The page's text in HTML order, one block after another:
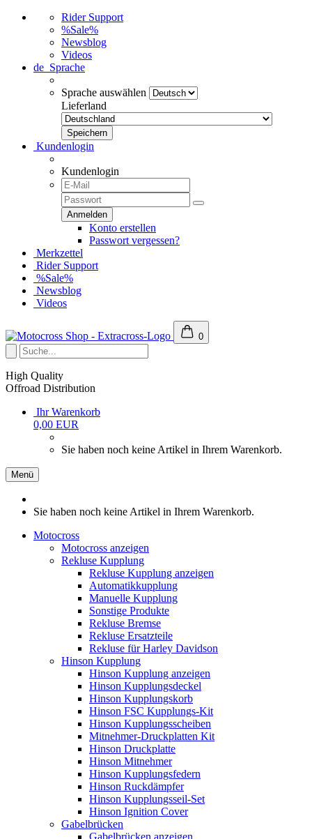
Rider Support
%Sale%
Newsblog
Videos
de Sprache
Sprache auswählen
Lieferland
Kundenlogin
Kundenlogin
Konto erstellen
Passwort vergessen?
Merkzettel
Rider Support
%Sale%
Newsblog
Videos
0
High Quality
Offroad Distribution
Ihr Warenkorb
0,00 EUR
Sie haben noch keine Artikel in Ihrem Warenkorb.
Menü
Sie haben noch keine Artikel in Ihrem Warenkorb.
Motocross
Motocross anzeigen
Rekluse Kupplung
Rekluse Kupplung anzeigen
Automatikkupplung
Manuelle Kupplung
Sonstige Produkte
Rekluse Bremse
Rekluse Ersatzteile
Rekluse für Harley Davidson
Hinson Kupplung
Hinson Kupplung anzeigen
Hinson Kupplungsdeckel
Hinson Kupplungskorb
Hinson FSC Kupplungs-Kit
Hinson Kupplungsscheiben
Mitnehmer-Druckplatten Kit
Hinson Druckplatte
Hinson Mitnehmer
Hinson Kupplungsfedern
Hinson Ruckdämpfer
Hinson Kupplungsseil-Set
Hinson Ignition Cover
Gabelbrücken
Gabelbrücken anzeigen